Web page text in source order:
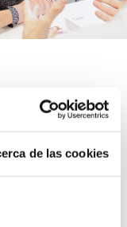
de las cookies
de cerca de
no dubtis
per a tu,